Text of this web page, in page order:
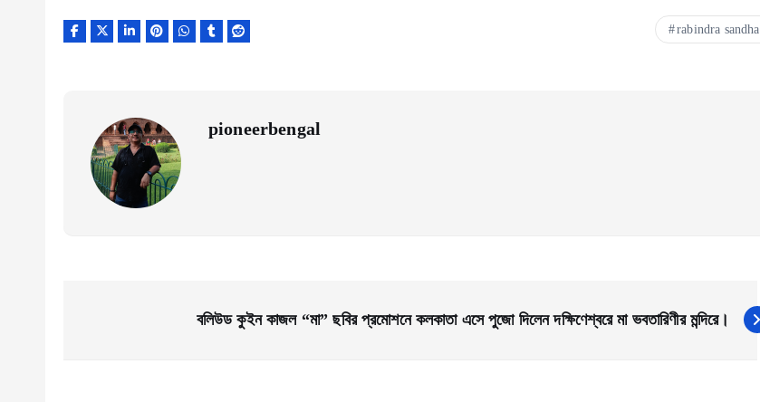
rabindra sandha
pioneerbengal
বলিউড কুইন কাজল “মা” ছবির প্রমোশনে কলকাতা এসে পুজো দিলেন দক্ষিণেশ্বরে মা ভবতারিণীর মন্দিরে।